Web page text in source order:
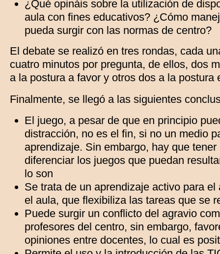
¿Qué opináis sobre la utilización de
aula con fines educativos? ¿Cómo
pueda surgir con las normas de centro?
El debate se realizó en tres rondas, cada
cuatro minutos por pregunta, de ellos, dos
a la postura a favor y otros dos a la postura
Finalmente, se llegó a las siguientes
El juego, a pesar de que en principio
distracción, no es el fin, si no un medio
aprendizaje. Sin embargo, hay que
diferenciar los juegos que puedan
lo son
Se trata de un aprendizaje activo para
el aula, que flexibiliza las tareas que se
Puede surgir un conflicto del agravio
profesores del centro, sin embargo,
opiniones entre docentes, lo cual es